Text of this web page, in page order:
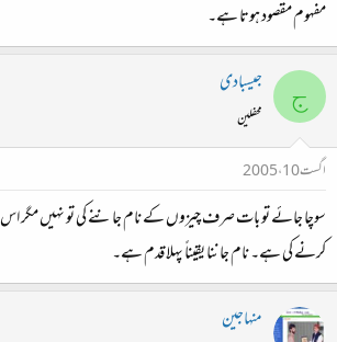
مفہوم مقصود ہوتا ہے۔
ج جیسبادی
محفلین
اگست 10، 2005
سوچا جائے تو بات صرف چیزوں کے نام جاننے کی تو نہیں مگر
کرنے کی ہے۔ نام جاننا یقیناً پہلا قدم ہے۔
منہاجین